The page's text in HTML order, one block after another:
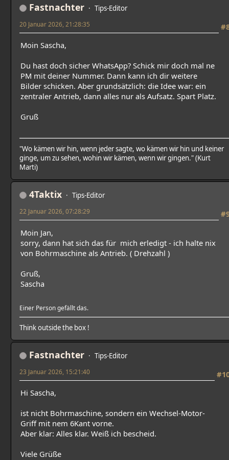
Fastnachter Tips-Editor
20 Januar 2026, 21:28:35
Moin Sascha,
Du hast doch sicher WhatsApp? Schick mir doch mal ne
PM mit deiner Nummer. Dann kann ich dir weitere
Bilder schicken. Aber grundsätzlich: die Idee war: ein
zentraler Antrieb, dann alles nur als Aufsatz. Spart Platz.
Gruß
"Wo kämen wir hin, wenn jeder sagte, wo kämen wir hin und keiner
ginge, um zu sehen, wohin wir kämen, wenn wir gingen." (Kurt
Marti)
4Taktix Tips-Editor
22 Januar 2026, 07:28:29
Moin Jan,
sorry, dann hat sich das für mich erledigt - ich halte nix
von Bohrmaschine als Antrieb. ( Drehzahl )
Gruß,
Sascha
Einer Person gefällt das.
Think outside the box !
Fastnachter Tips-Editor
23 Januar 2026, 15:21:40
Hi Sascha,
ist nicht Bohrmaschine, sondern ein Wechsel-Motor-
Griff mit nem 6Kant vorne.
Aber klar: Alles klar. Weiß ich bescheid.
Viele Grüße